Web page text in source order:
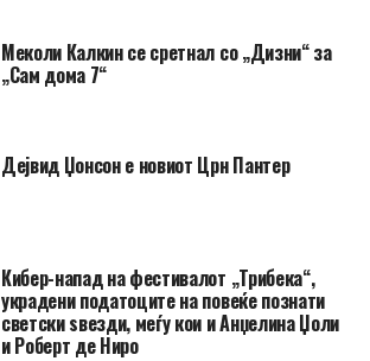
Меколи Калкин се сретнал со „Дизни“ за
„Сам дома 7“
Дејвид Џонсон е новиот Црн Пантер
Кибер-напад на фестивалот „Трибека“,
украдени податоците на повеќе познати
светски ѕвезди, меѓу кои и Анџелина Џоли
и Роберт де Ниро